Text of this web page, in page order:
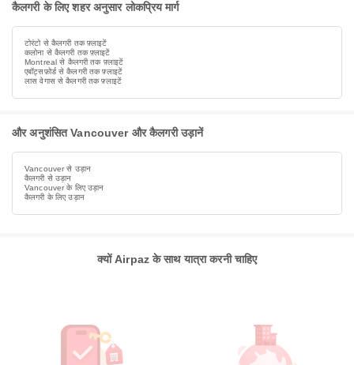
कैलगरी के लिए शहर अनुसार लोकप्रिय मार्ग
टोरंटो से कैलगरी तक फ़्लाइटें
कलोना से कैलगरी तक फ़्लाइटें
Montreal से कैलगरी तक फ़्लाइटें
एबॉट्सफ़ोर्ड से कैलगरी तक फ़्लाइटें
लास वेगास से कैलगरी तक फ़्लाइटें
और अनुशंसित Vancouver और कैलगरी उड़ानें
Vancouver से उड़ान
कैलगरी से उड़ान
Vancouver के लिए उड़ान
कैलगरी के लिए उड़ान
क्यों Airpaz के साथ यात्रा करनी चाहिए